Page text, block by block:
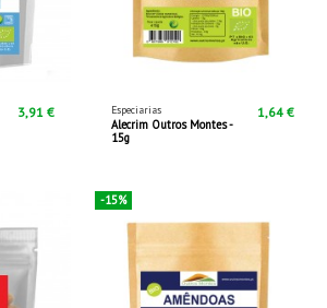
3,91 € Especiarias
Alecrim Outros Montes -
15g
1,64 €
-15%